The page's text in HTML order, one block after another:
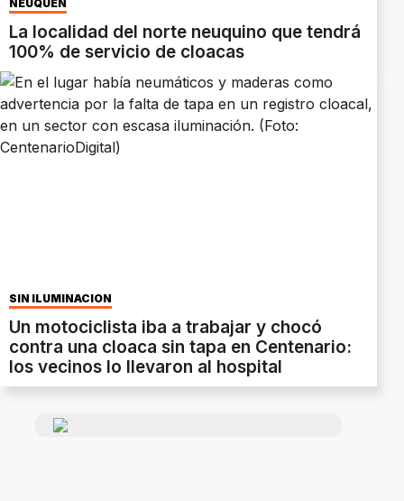
NEUQUÉN
La localidad del norte neuquino que tendrá
100% de servicio de cloacas
SIN ILUMINACIÓN
Un motociclista iba a trabajar y chocó
contra una cloaca sin tapa en Centenario:
los vecinos lo llevaron al hospital